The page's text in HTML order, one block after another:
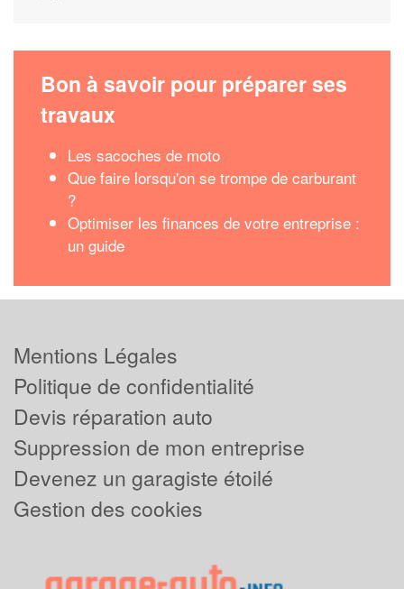
Bon à savoir pour préparer ses
travaux
Les sacoches de moto
Que faire lorsqu'on se trompe de carburant
?
Optimiser les finances de votre entreprise :
un guide
Mentions Légales
Politique de confidentialité
Devis réparation auto
Suppression de mon entreprise
Devenez un garagiste étoilé
Gestion des cookies